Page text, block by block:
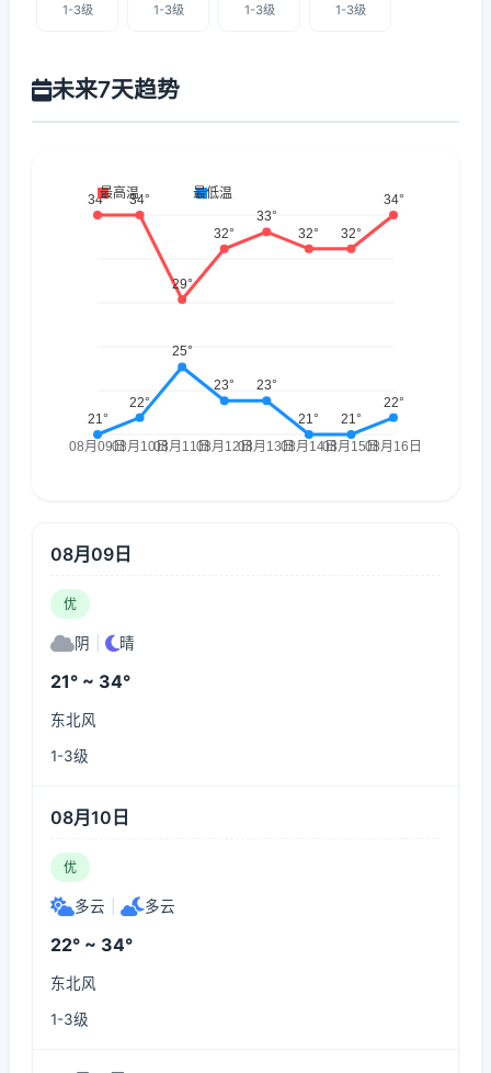
1-3级 1-3级 1-3级 1-3级
未来7天趋势
08月09日
优
阴 晴
21° ~ 34°
东北风
1-3级
08月10日
优
多云 多云
22° ~ 34°
东北风
1-3级